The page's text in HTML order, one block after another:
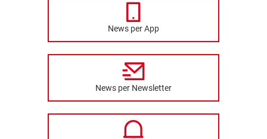
News per App
News per Newsletter